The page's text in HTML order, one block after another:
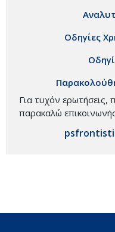
Οδηγίες
Για τυχόν ερωτήσεις,
παρακαλώ